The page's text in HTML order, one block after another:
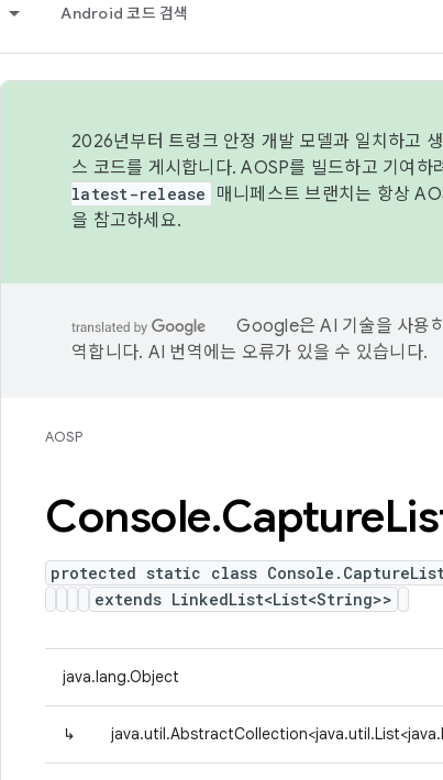
Android 코드 검색
2026년부터 트렁크 안정 개발 모델과 일치하고
스 코드를 게시합니다. AOSP를 빌드하고 기여하
latest-release
매니페스트 브랜치는 항상
을 참고하세요.
Google은 AI 기술을 사용
역합니다. AI 번역에는 오류가 있을 수 있습니다.
AOSP
Console.Capture
protected static class
extends LinkedList<List<String>>
java.lang.Object
↳